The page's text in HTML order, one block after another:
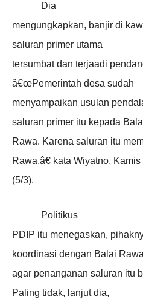
Dia
mengungkapkan, banjir di
saluran primer utama
tersumbat dan terjaadi
â€œPemerintah desa sudah
menyampaikan usulan
saluran primer itu kepada
Rawa. Karena saluran itu
Rawa,â€ kata Wiyatno, Kamis
(5/3).
Politikus
PDIP itu menegaskan,
koordinasi dengan Balai
agar penanganan saluran itu
Paling tidak, lanjut dia,